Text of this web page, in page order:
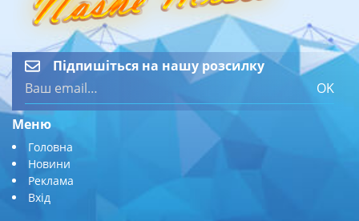
Підпишіться на нашу розсилку
OK
Меню
Головна
Новини
Реклама
Вхід